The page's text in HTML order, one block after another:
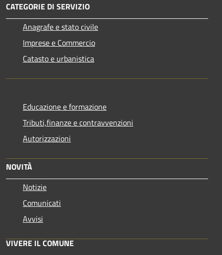
CATEGORIE DI SERVIZIO
Anagrafe e stato civile
Imprese e Commercio
Catasto e urbanistica
Educazione e formazione
Tributi,finanze e contravvenzioni
Autorizzazioni
NOVITÀ
Notizie
Comunicati
Avvisi
VIVERE IL COMUNE